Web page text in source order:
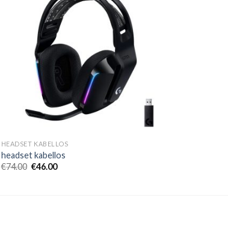
HEADSET KABELLOS
headset kabellos
€74.00 €46.00